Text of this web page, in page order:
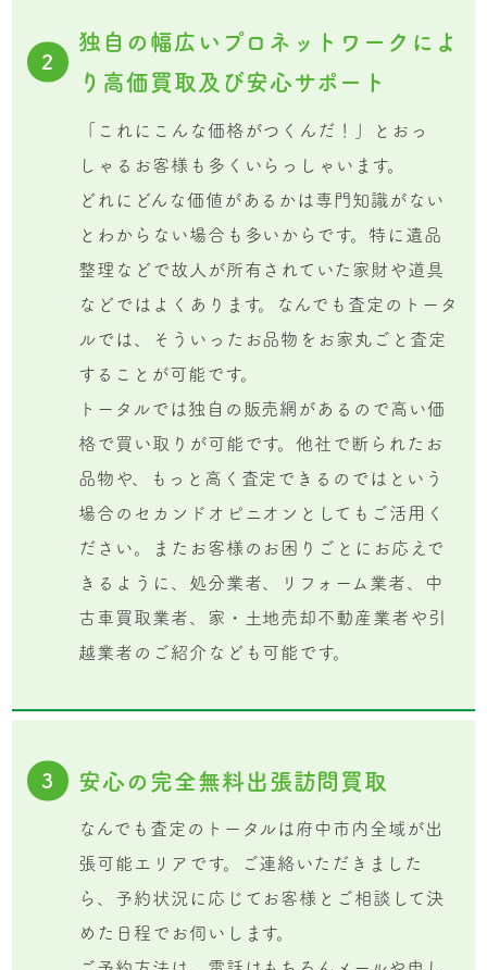
2
独自の幅広いプロネットワークによ
り高価買取及び安心サポート
「これにこんな価格がつくんだ！」とおっ
しゃるお客様も多くいらっしゃいます。
どれにどんな価値があるかは専門知識がない
とわからない場合も多いからです。特に遺品
整理などで故人が所有されていた家財や道具
などではよくあります。なんでも査定のトータ
ルでは、そういったお品物をお家丸ごと査定
することが可能です。
トータルでは独自の販売網があるので高い価
格で買い取りが可能です。他社で断られたお
品物や、もっと高く査定できるのではという
場合のセカンドオピニオンとしてもご活用く
ださい。またお客様のお困りごとにお応えで
きるように、処分業者、リフォーム業者、中
古車買取業者、家・土地売却不動産業者や引
越業者のご紹介なども可能です。
3 安心の完全無料出張訪問買取
なんでも査定のトータルは府中市内全域が出
張可能エリアです。ご連絡いただきました
ら、予約状況に応じてお客様とご相談して決
めた日程でお伺いします。